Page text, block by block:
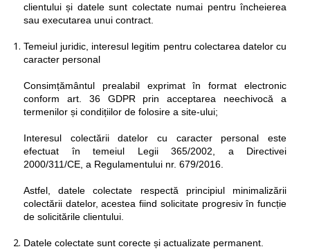
clientului și datele sunt colectate numai pentru încheierea
sau executarea unui contract.
Temeiul juridic, interesul legitim pentru colectarea datelor cu
caracter personal
Consimțământul prealabil exprimat în format electronic
conform art. 36 GDPR prin acceptarea neechivocă a
termenilor și condițiilor de folosire a site-ului;
Interesul colectării datelor cu caracter personal este
efectuat în temeiul Legii 365/2002, a Directivei
2000/311/CE, a Regulamentului nr. 679/2016.
Astfel, datele colectate respectă principiul minimalizării
colectării datelor, acestea fiind solicitate progresiv în funcție
de solicitările clientului.
Datele colectate sunt corecte și actualizate permanent.